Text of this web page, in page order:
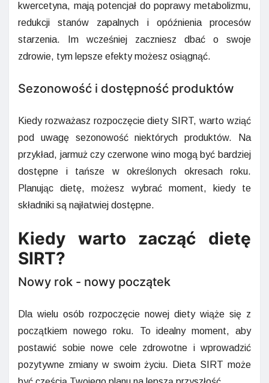
kwercetyna, mają potencjał do poprawy metabolizmu,
redukcji stanów zapalnych i opóźnienia procesów
starzenia. Im wcześniej zaczniesz dbać o swoje
zdrowie, tym lepsze efekty możesz osiągnąć.
Sezonowość i dostępność produktów
Kiedy rozważasz rozpoczęcie diety SIRT, warto wziąć
pod uwagę sezonowość niektórych produktów. Na
przykład, jarmuż czy czerwone wino mogą być bardziej
dostępne i tańsze w określonych okresach roku.
Planując dietę, możesz wybrać moment, kiedy te
składniki są najłatwiej dostępne.
Kiedy warto zacząć dietę
SIRT?
Nowy rok - nowy początek
Dla wielu osób rozpoczęcie nowej diety wiąże się z
początkiem nowego roku. To idealny moment, aby
postawić sobie nowe cele zdrowotne i wprowadzić
pozytywne zmiany w swoim życiu. Dieta SIRT może